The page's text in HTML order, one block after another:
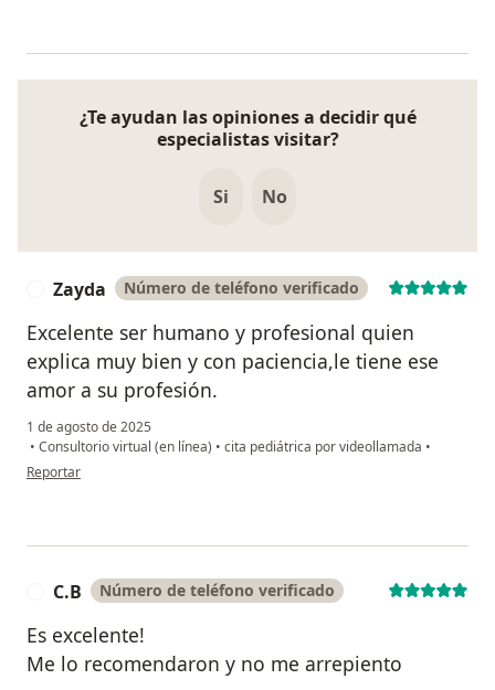
¿Te ayudan las opiniones a decidir qué
especialistas visitar?
Si No
Zayda Número de teléfono verificado
Excelente ser humano y profesional quien
explica muy bien y con paciencia,le tiene ese
amor a su profesión.
1 de agosto de 2025
• Consultorio virtual (en línea) • cita pediátrica por videollamada •
en opinión del usuario Zayda
Reportar
C.B Número de teléfono verificado
Es excelente!
Me lo recomendaron y no me arrepiento